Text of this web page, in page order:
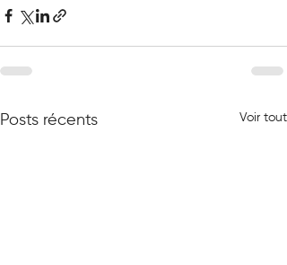
Posts récents Voir tout